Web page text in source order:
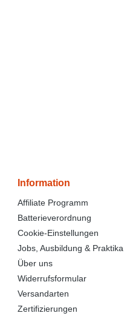
Information
Affiliate Programm
Batterieverordnung
Cookie-Einstellungen
Jobs, Ausbildung & Praktika
Über uns
Widerrufsformular
Versandarten
Zertifizierungen